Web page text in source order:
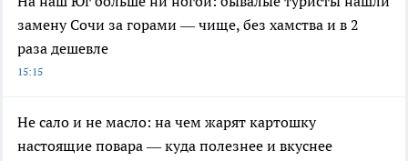
замену Сочи за горами — чище, без хамства и в 2
раза дешевле
15:15
Не сало и не масло: на чем жарят картошку
настоящие повара — куда полезнее и вкуснее